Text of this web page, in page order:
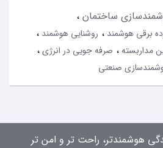
ساختمان
برقی هوشمند
روشنایی هوشمند
مداربسته
صرفه جویی در انرژی
صنعتی
هوشمندتر، راحت تر و امن تر